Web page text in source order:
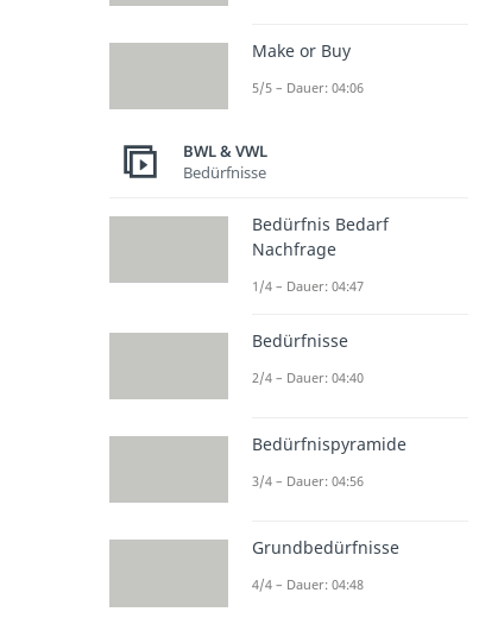
Make or Buy
5/5 – Dauer: 04:06
BWL & VWL
Bedürfnisse
Bedürfnis Bedarf
Nachfrage
1/4 – Dauer: 04:47
Bedürfnisse
2/4 – Dauer: 04:40
Bedürfnispyramide
3/4 – Dauer: 04:56
Grundbedürfnisse
4/4 – Dauer: 04:48